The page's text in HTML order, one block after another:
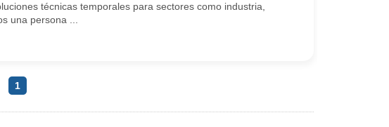
técnicas temporales para sectores como industria,
una persona ...
1